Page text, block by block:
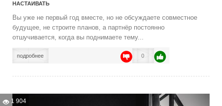
НАСТАИВАТЬ
Вы уже не первый год вместе, но не обсуждаете совместное
будущее, не строите планов, а партнёр постоянно
отшучивается, когда вы поднимаете тему...
подробнее 0
1 904